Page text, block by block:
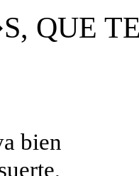
QUE
bien